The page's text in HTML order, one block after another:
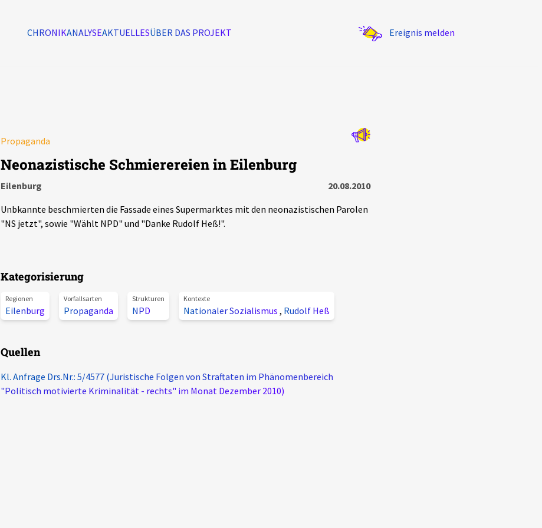
CHRONIKANALYSEAKTUELLESÜBER DAS PROJEKT Ereignis melden
Propaganda
Neonazistische Schmierereien in Eilenburg
Eilenburg
20.08.2010
Unbkannte beschmierten die Fassade eines Supermarktes mit den neonazistischen Parolen
"NS jetzt", sowie "Wählt NPD" und "Danke Rudolf Heß!".
Kategorisierung
Regionen
Eilenburg
Vorfallsarten
Propaganda
Strukturen
NPD
Kontexte
Nationaler Sozialismus , Rudolf Heß
Quellen
Kl. Anfrage Drs.Nr.: 5/4577 (Juristische Folgen von Straftaten im Phänomenbereich
"Politisch motivierte Kriminalität - rechts" im Monat Dezember 2010)